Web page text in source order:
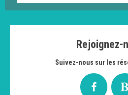
Rejoignez-
Suivez-nous sur les